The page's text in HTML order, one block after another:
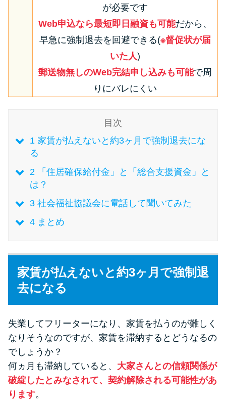
その他コラム
今月の家賃払えない…2ヵ月目に
は解決しないと危険な理由と対
処法3つ
たい…市役所に相談より賢い方
街金とは？絶対審査通る？借金
に悩む人へ街金をおすすめしな
未成年でもお金を借りられる？
る？
学生がお金を借りる方法は？親
を解説
が必要です
Web申込なら最短即日融資も可能だから、
早急に強制退去を回避できる(※督促状が届
いた人)
郵送物無しのWeb完結申し込みも可能で周
りにバレにくい
目次
1家賃が払えないと約3ヶ月で強制退去にな
る
2「住居確保給付金」と「総合支援資金」と
は？
3社会福祉協議会に電話して聞いてみた
4まとめ
家賃が払えないと約3ヶ月で強制退
去になる
失業してフリーターになり、家賃を払うのが難しく
なりそうなのですが、家賃を滞納するとどうなるの
でしょうか？
何ヵ月も滞納していると、 大家さんとの信頼関係が
破綻したとみなされて、契約解除される可能性があ
ります。